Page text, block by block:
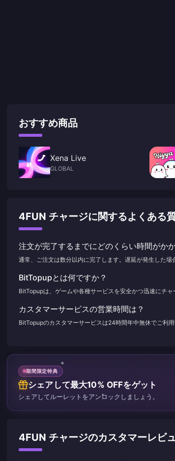
おすすめ商品
Xena Live
GLOBAL
4FUN チャージに関するよくある
注文が完了するまでにどのくらい時間がか
通常、ご注文は数分以内に完了します。遅延が発生した場
BitTopupとは何ですか？
BitTopupは、ゲームや各種サービスを安全かつ迅速にチャ
カスタマーサービスの営業時間は？
BitTopupのカスタマーサービスは24時間年中無休でご利用
期間限定特典
シェアして最大10% OFFをゲット
シェアしてルーレットをアンロックしましょう。
4FUN チャージのカスタマーレビ